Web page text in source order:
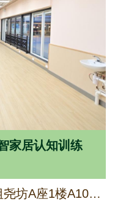
家居认知训练
新界葵涌念祖街1号祖尧邨祖尧坊A座1楼A107-109及B座1楼B110-111铺